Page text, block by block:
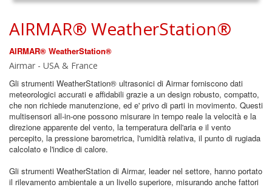
AIRMAR® WeatherStation®
AIRMAR® WeatherStation®
Airmar - USA & France
Gli strumenti WeatherStation® ultrasonici di Airmar forniscono dati
meteorologici accurati e affidabili grazie a un design robusto, compatto,
che non richiede manutenzione, ed e' privo di parti in movimento. Questi
multisensori all-in-one possono misurare in tempo reale la velocità e la
direzione apparente del vento, la temperatura dell'aria e il vento
percepito, la pressione barometrica, l'umidità relativa, il punto di rugiada
calcolato e l'indice di calore.
Gli strumenti WeatherStation di Airmar, leader nel settore, hanno portato
il rilevamento ambientale a un livello superiore, misurando anche fattori